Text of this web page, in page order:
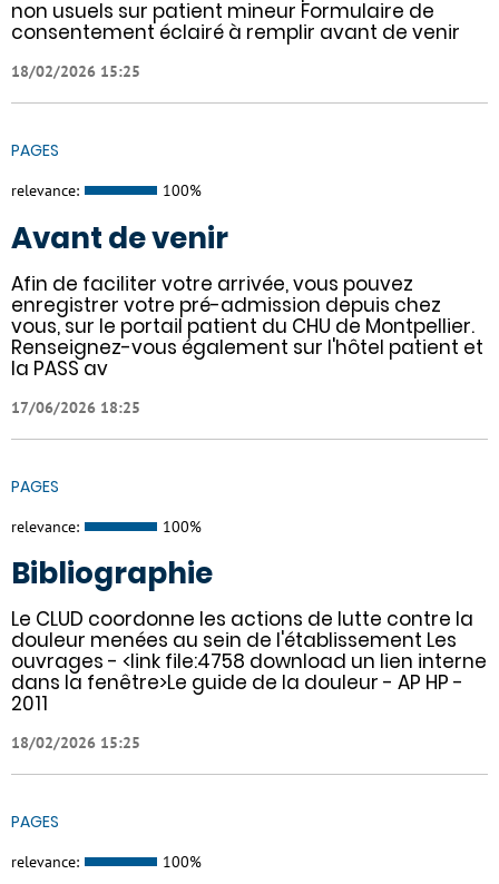
non usuels sur patient mineur Formulaire de
consentement éclairé à remplir avant de venir
18/02/2026 15:25
PAGES
relevance: 100%
Avant de venir
Afin de faciliter votre arrivée, vous pouvez
enregistrer votre pré-admission depuis chez
vous, sur le portail patient du CHU de Montpellier.
Renseignez-vous également sur l'hôtel patient et
la PASS av
17/06/2026 18:25
PAGES
relevance: 100%
Bibliographie
Le CLUD coordonne les actions de lutte contre la
douleur menées au sein de l'établissement Les
ouvrages - <link file:4758 download un lien interne
dans la fenêtre>Le guide de la douleur - AP HP -
2011
18/02/2026 15:25
PAGES
relevance: 100%